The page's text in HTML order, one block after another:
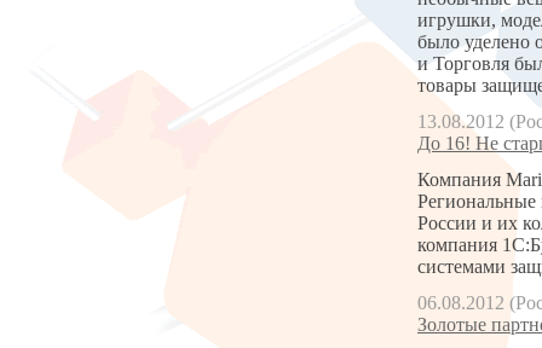
игрушки,
было уделено
и Торговля
товары
13.08.2012
До 16! Не
Компания
Региональные
России и их
компания
системами
06.08.2012
Золотые